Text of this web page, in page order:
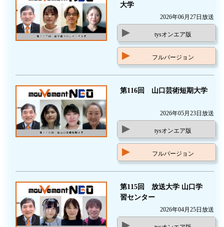
大学
2026年06月27日放送
tysオンエア版
フルバージョン
第116回 山口芸術短期大学
2026年05月23日放送
tysオンエア版
フルバージョン
第115回 放送大学 山口学
習センター
2026年04月25日放送